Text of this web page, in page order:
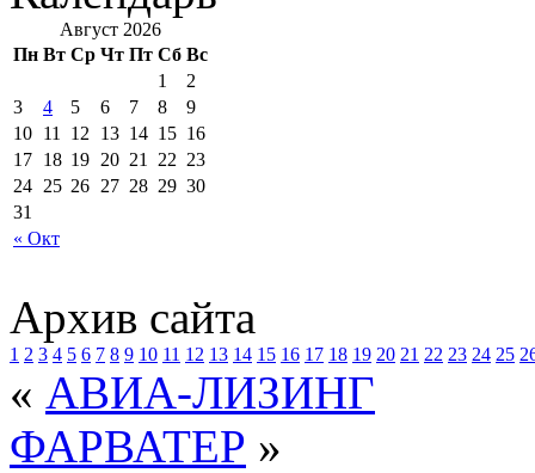
Август 2026
Пн Вт Ср Чт Пт Сб Вс
« Окт
1
2
3
4 5 6 7 8
9
10 11 12 13 14 15 16
17 18 19 20 21 22 23
24 25 26 27 28 29 30
31
Архив сайта
1 2 3 4 5 6 7 8 9 10 11 12 13 14 15 16 17 18 19 20 21 22 23 24 25
« АВИА-ЛИЗИНГ
ФАРВАТЕР »